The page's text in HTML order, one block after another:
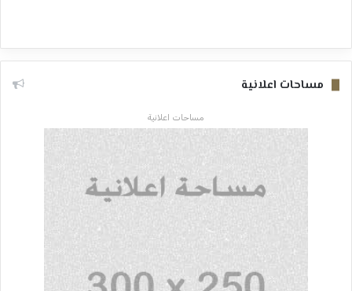
مساحات اعلانية
مساحات اعلانية